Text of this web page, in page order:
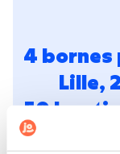
4 bornes
Lille,
50
1 an